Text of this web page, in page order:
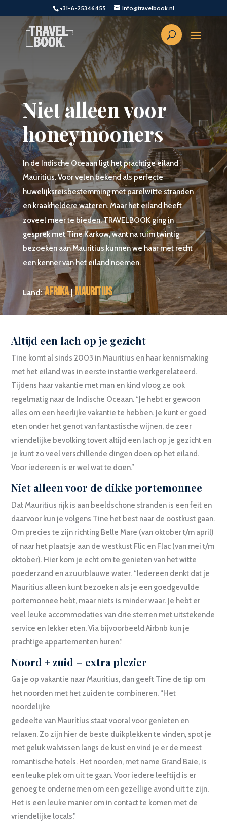
+31-6-25346455 info@travelbook.nl
Niet alleen voor
honeymooners
In de Indische Oceaan ligt het prachtige eiland
Mauritius. Voor velen bekend als perfecte
huwelijksreisbestemming met parelwitte stranden
en kraakheldere wateren. Maar het eiland heeft
zoveel meer te bieden. TRAVELBOOK ging in
gesprek met Tine Karkow, want na ruim twintig
bezoeken aan Mauritius kunnen we haar met recht
een kenner van het eiland noemen.
Land:Afrika|Mauritius
Altijd een lach op je gezicht
Tine komt al sinds 2003 in Mauritius en haar kennismaking
met het eiland was in eerste instantie werkgerelateerd.
Tijdens haar vakantie met man en kind vloog ze ook
regelmatig naar de Indische Oceaan. “Je hebt er gewoon
alles om een heerlijke vakantie te hebben. Je kunt er goed
eten onder het genot van fantastische wijnen, de zeer
vriendelijke bevolking tovert altijd een lach op je gezicht en
je kunt zo veel verschillende dingen doen op het eiland.
Voor iedereen is er wel wat te doen.”
Niet alleen voor de dikke portemonnee
Dat Mauritius rijk is aan beeldschone stranden is een feit en
daarvoor kun je volgens Tine het best naar de oostkust gaan.
Om precies te zijn richting Belle Mare (van oktober t/m april)
of naar het plaatsje aan de westkust Flic en Flac (van mei t/m
oktober). Hier kom je echt om te genieten van het witte
poederzand en azuurblauwe water. “Iedereen denkt dat je
Mauritius alleen kunt bezoeken als je een goedgevulde
portemonnee hebt, maar niets is minder waar. Je hebt er
veel leuke accommodaties van drie sterren met uitstekende
service en lekker eten. Via bijvoorbeeld Airbnb kun je
prachtige appartementen huren.”
Noord + zuid = extra plezier
Ga je op vakantie naar Mauritius, dan geeft Tine de tip om
het noorden met het zuiden te combineren. “Het
noordelijke
gedeelte van Mauritius staat vooral voor genieten en
relaxen. Zo zijn hier de beste duikplekken te vinden, spot je
met geluk walvissen langs de kust en vind je er de meest
romantische hotels. Het noorden, met name Grand Baie, is
een leuke plek om uit te gaan. Voor iedere leeftijd is er
genoeg te ondernemen om een gezellige avond uit te zijn.
Het is een leuke manier om in contact te komen met de
vriendelijke locals.”